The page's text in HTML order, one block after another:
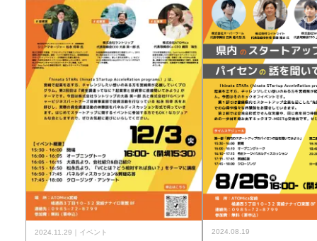
2024.11.29 イベント 2024.08.19